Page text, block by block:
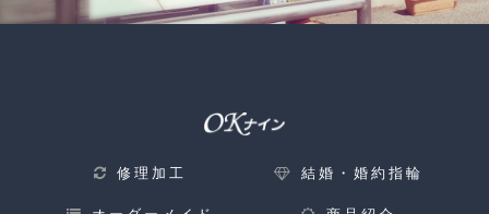
修理加工 結婚・婚約指輪